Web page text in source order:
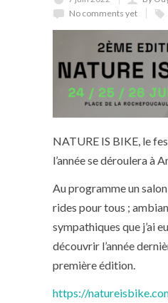
No comments yet
NATURE IS BIKE, le
l’année se déroulera à
Au programme un
rides pour tous ;
sympathiques que j’ai
découvrir l’année
première édition.
https://